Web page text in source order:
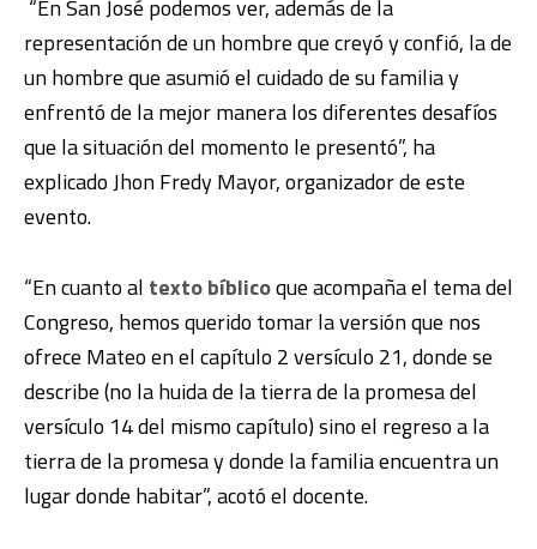
“En San José podemos ver, además de la
representación de un hombre que creyó y confió, la de
un hombre que asumió el cuidado de su familia y
enfrentó de la mejor manera los diferentes desafíos
que la situación del momento le presentó”, ha
explicado Jhon Fredy Mayor, organizador de este
evento.
“En cuanto al texto bíblicoque acompaña el tema del
Congreso, hemos querido tomar la versión que nos
ofrece Mateo en el capítulo 2 versículo 21, donde se
describe (no la huida de la tierra de la promesa del
versículo 14 del mismo capítulo) sino el regreso a la
tierra de la promesa y donde la familia encuentra un
lugar donde habitar”, acotó el docente.